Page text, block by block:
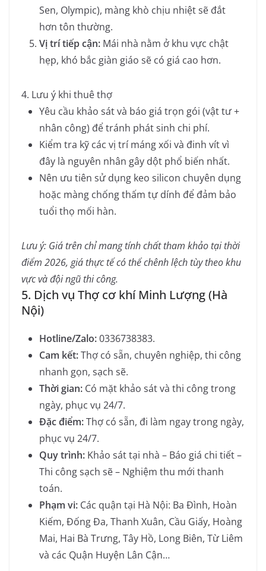
Sen, Olympic), màng khò chịu nhiệt sẽ đắt
hơn tôn thường.
Vị trí tiếp cận: Mái nhà nằm ở khu vực chật
hẹp, khó bắc giàn giáo sẽ có giá cao hơn.
4. Lưu ý khi thuê thợ
Yêu cầu khảo sát và báo giá trọn gói (vật tư +
nhân công) để tránh phát sinh chi phí.
Kiểm tra kỹ các vị trí máng xối và đinh vít vì
đây là nguyên nhân gây dột phổ biến nhất.
Nên ưu tiên sử dụng keo silicon chuyên dụng
hoặc màng chống thấm tự dính để đảm bảo
tuổi thọ mối hàn.
Lưu ý: Giá trên chỉ mang tính chất tham khảo tại thời
điểm 2026, giá thực tế có thể chênh lệch tùy theo khu
vực và đội ngũ thi công.
5. Dịch vụ Thợ cơ khí Minh Lượng (Hà
Nội)
Hotline/Zalo:0336738383.
Cam kết:Thợ có sẵn, chuyên nghiệp, thi công
nhanh gọn, sạch sẽ.
Thời gian: Có mặt khảo sát và thi công trong
ngày, phục vụ 24/7.
Đặc điểm:Thợ có sẵn, đi làm ngay trong ngày,
phục vụ 24/7.
Quy trình: Khảo sát tại nhà – Báo giá chi tiết –
Thi công sạch sẽ – Nghiệm thu mới thanh
toán.
Phạm vi: Các quận tại Hà Nội: Ba Đình, Hoàn
Kiếm, Đống Đa, Thanh Xuân, Cầu Giấy, Hoàng
Mai, Hai Bà Trưng, Tây Hồ, Long Biên, Từ Liêm
và các Quận Huyện Lân Cận…